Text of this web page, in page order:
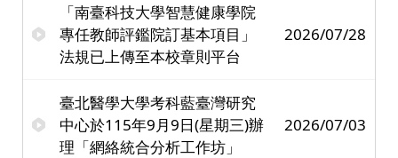
「南臺科技大學智慧健康學院
專任教師評鑑院訂基本項目」
法規已上傳至本校章則平台
2026/07/28
臺北醫學大學考科藍臺灣研究
中心於115年9月9日(星期三)辦
理「網絡統合分析工作坊」
2026/07/03